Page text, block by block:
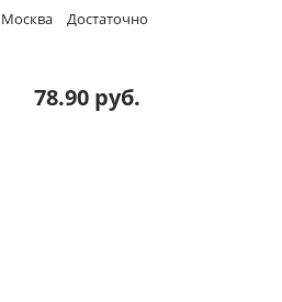
Москва
Достаточно
78.90 руб.